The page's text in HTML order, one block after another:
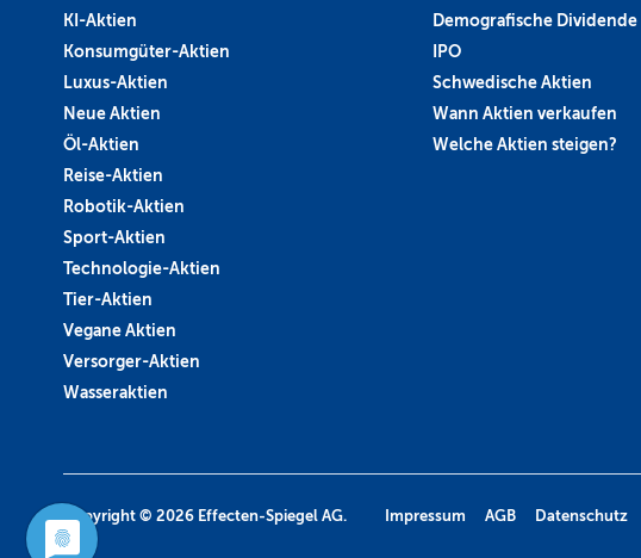
KI-Aktien
Konsumgüter-Aktien
Luxus-Aktien
Neue Aktien
Öl-Aktien
Reise-Aktien
Robotik-Aktien
Sport-Aktien
Technologie-Aktien
Tier-Aktien
Vegane Aktien
Versorger-Aktien
Wasseraktien
Demografische Dividende
IPO
Schwedische Aktien
Wann Aktien verkaufen
Welche Aktien steigen?
Copyright © 2026 Effecten-Spiegel AG. Impressum AGB Datenschutz